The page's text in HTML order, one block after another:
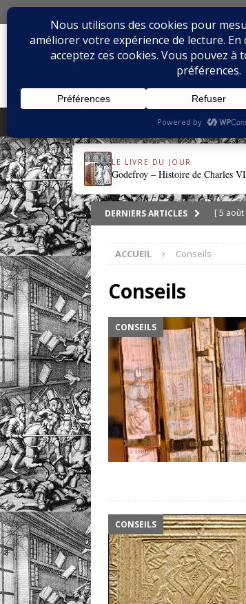
LE BLOG DU BIBLIOPHILE,
SÉRIES
LE LIVRE DU JOUR
Godefroy – Histoire de Charles
DERNIERS ARTICLES [ 5 août
[ 7 août
ACCUEIL Conseils
Conseils
CONSEILS
CONSEILS